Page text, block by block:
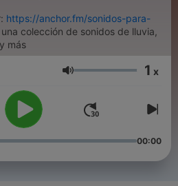
https://anchor.fm/sonidos-para-
más
Volumen 1 x
00:00